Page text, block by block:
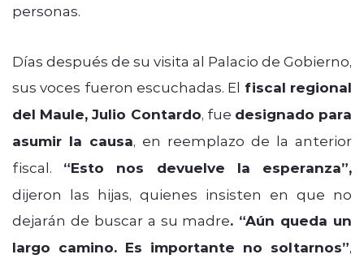
personas.
Días después de su visita al Palacio de Gobierno,
sus voces fueron escuchadas. El fiscal regional
del Maule, Julio Contardo, fue designado para
asumir la causa, en reemplazo de la anterior
fiscal. “Esto nos devuelve la esperanza”,
dijeron las hijas, quienes insisten en que no
dejarán de buscar a su madre. “Aún queda un
largo camino. Es importante no soltarnos”,